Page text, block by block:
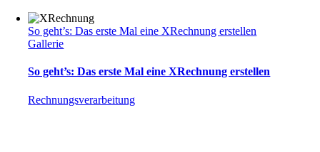
So geht’s: Das erste Mal eine XRechnung erstellen
Gallerie
So geht’s: Das erste Mal eine XRechnung erstellen
Rechnungsverarbeitung